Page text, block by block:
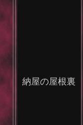
納屋の屋根裏